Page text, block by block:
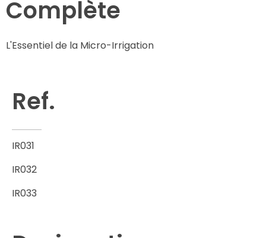
Complète
L'Essentiel de la Micro-Irrigation
Ref.
IR031
IR032
IR033